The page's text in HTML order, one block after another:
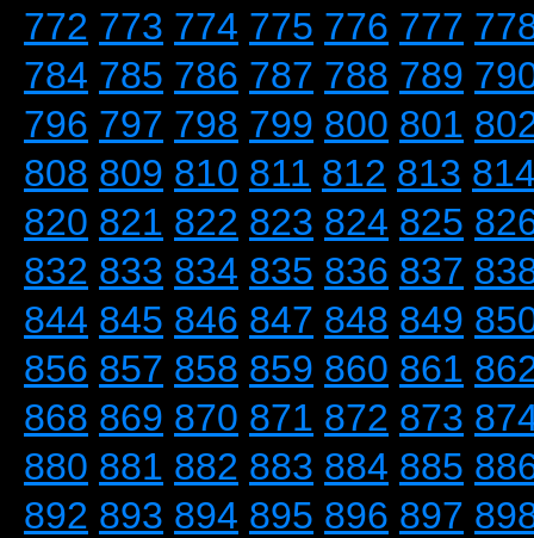
772 773 774 775 776 777
784 785 786 787 788 789
796 797 798 799 800 801
808 809 810 811 812 813
820 821 822 823 824 825
832 833 834 835 836 837
844 845 846 847 848 849
856 857 858 859 860 861
868 869 870 871 872 873
880 881 882 883 884 885
892 893 894 895 896 897